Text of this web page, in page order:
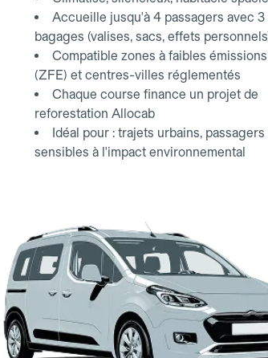
Accueille jusqu'à 4 passagers avec 3
bagages (valises, sacs, effets
Compatible zones à faibles émissions
(ZFE) et centres-villes réglementés
Chaque course finance un projet de
reforestation Allocab
Idéal pour : trajets urbains, passagers
sensibles à l'impact environnemental